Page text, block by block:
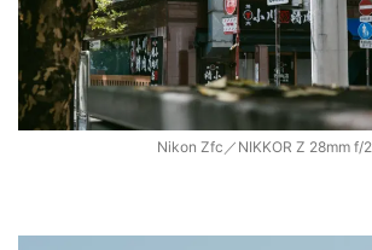
Nikon Zfc／NIKKOR Z 28mm f/